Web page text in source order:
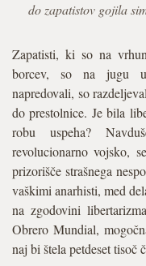
do zapatistov gojila
Zapatisti, ki so na
borcev, so na jugu
napredovali, so
do prestolnice. Je bila
robu uspeha?
revolucionarno vojsko,
prizorišče strašnega
vaškimi anarhisti, med
na zgodovini
Obrero Mundial,
naj bi štela petdeset tisoč